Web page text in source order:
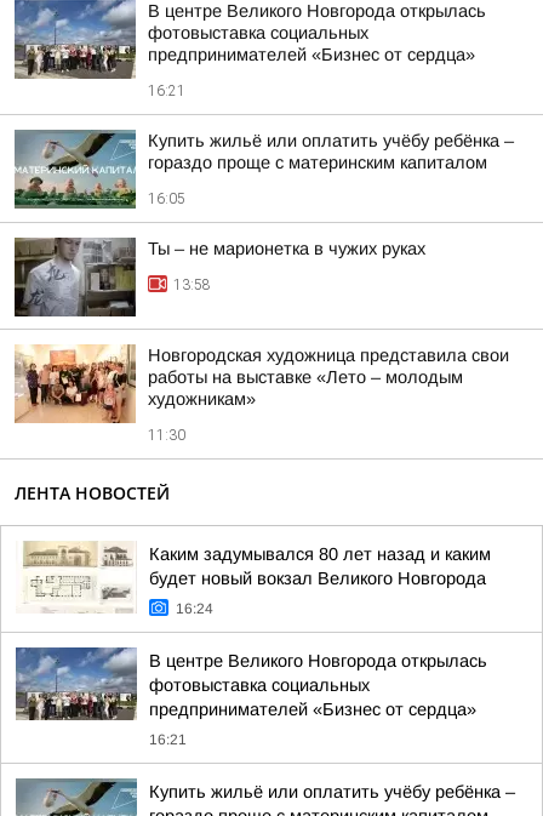
В центре Великого Новгорода открылась
фотовыставка социальных
предпринимателей «Бизнес от сердца»
16:21
Купить жильё или оплатить учёбу ребёнка –
гораздо проще с материнским капиталом
16:05
Ты – не марионетка в чужих руках
13:58
Новгородская художница представила свои
работы на выставке «Лето – молодым
художникам»
11:30
ЛЕНТА НОВОСТЕЙ
Каким задумывался 80 лет назад и каким
будет новый вокзал Великого Новгорода
16:24
В центре Великого Новгорода открылась
фотовыставка социальных
предпринимателей «Бизнес от сердца»
16:21
Купить жильё или оплатить учёбу ребёнка –